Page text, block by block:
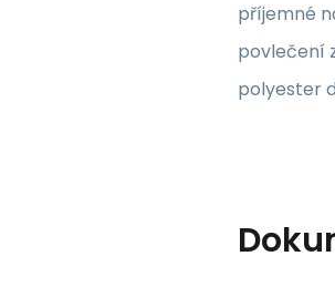
příjemné
povlečení
polyester